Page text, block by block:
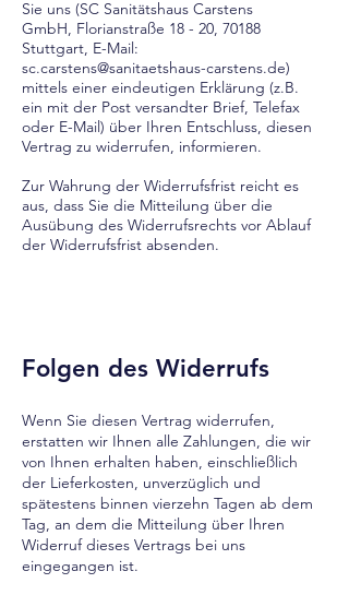
Sie uns (SC Sanitätshaus Carstens
GmbH, Florianstraße 18 - 20, 70188
Stuttgart, E-Mail:
sc.carstens@sanitaetshaus-carstens.de)
mittels einer eindeutigen Erklärung (z.B.
ein mit der Post versandter Brief, Telefax
oder E-Mail) über Ihren Entschluss, diesen
Vertrag zu widerrufen, informieren.
Zur Wahrung der Widerrufsfrist reicht es
aus, dass Sie die Mitteilung über die
Ausübung des Widerrufsrechts vor Ablauf
der Widerrufsfrist absenden.
Folgen des Widerrufs
Wenn Sie diesen Vertrag widerrufen,
erstatten wir Ihnen alle Zahlungen, die wir
von Ihnen erhalten haben, einschließlich
der Lieferkosten, unverzüglich und
spätestens binnen vierzehn Tagen ab dem
Tag, an dem die Mitteilung über Ihren
Widerruf dieses Vertrags bei uns
eingegangen ist.